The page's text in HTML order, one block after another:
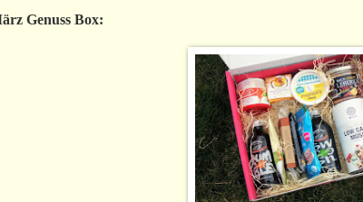
Genuss Box: